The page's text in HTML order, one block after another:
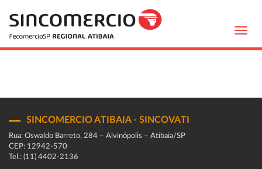
SINCOMERCIO ATIBAIA - SINCOVATI
Rua: Oswaldo Barreto, 284 – Alvinópolis – Atibaia/SP
CEP: 12942-570
Tel.: (11) 4402-2136